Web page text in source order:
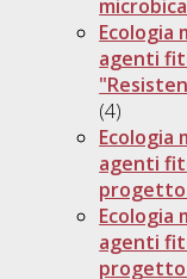
Ecologia
agenti
(4)
Ecologia
agenti
progetto
Ecologia
agenti
progetto